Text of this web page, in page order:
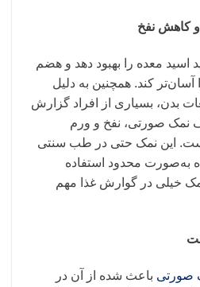
اسید معده را بهبود دهد و هضم
کند. همچنین به دلیل
بدن، بسیاری از افراد گزارش
نمک صورتی، نفخ و ورم
این نمک حتی در طب سنتی
محدود استفاده
خیلی در گوارش غذا مهم
صورتی باعث شده از آن در